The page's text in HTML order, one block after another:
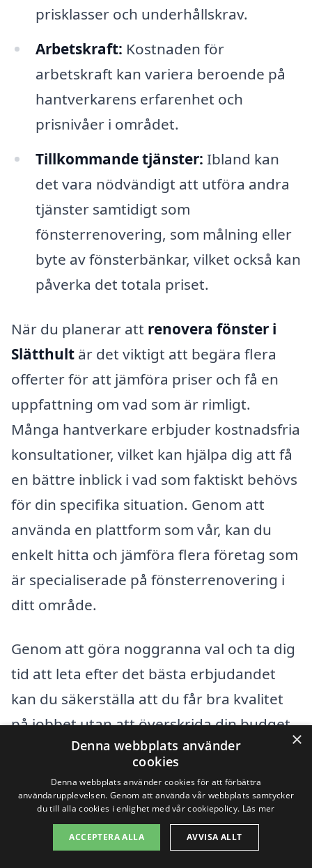
prisklasser och underhållskrav.
Arbetskraft: Kostnaden för
arbetskraft kan variera beroende på
hantverkarens erfarenhet och
prisnivåer i området.
Tillkommande tjänster: Ibland kan
det vara nödvändigt att utföra andra
tjänster samtidigt som
fönsterrenovering, som målning eller
byte av fönsterbänkar, vilket också kan
påverka det totala priset.
När du planerar att renovera fönster i
Slätthult är det viktigt att begära flera
offerter för att jämföra priser och få en
uppfattning om vad som är rimligt.
Många hantverkare erbjuder kostnadsfria
konsultationer, vilket kan hjälpa dig att få
en bättre inblick i vad som faktiskt behövs
för din specifika situation. Genom att
använda en plattform som vår, kan du
enkelt hitta och jämföra flera företag som
är specialiserade på fönsterrenovering i
ditt område.
Genom att göra noggranna val och ta dig
tid att leta efter det bästa erbjudandet
kan du säkerställa att du får bra kvalitet
på jobbet utan att överskrida din budget.
Både ekonomi och kvalitet är viktiga
aspekter när man planerar att
renovera
fönster i Slätthult, så se till att du har all
information du behöver för att ta rätt
beslut.
×
Denna webbplats använder
cookies
Denna webbplats använder cookies för att förbättra
användarupplevelsen. Genom att använda vår webbplats samtycker
du till alla cookies i enlighet med vår cookiepolicy. Läs mer
ACCEPTERA ALLA AVVISA ALLT